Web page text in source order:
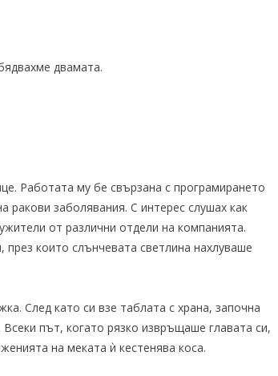
двамата.
Работата му бе свързана с програмирането
ракови заболявания. С интерес слушах как
от различни отдели на компанията.
които слънчевата светлина нахлуваше
След като си взе таблата с храна, започна
път, когато рязко извръщаше главата си,
на меката ѝ кестенява коса.